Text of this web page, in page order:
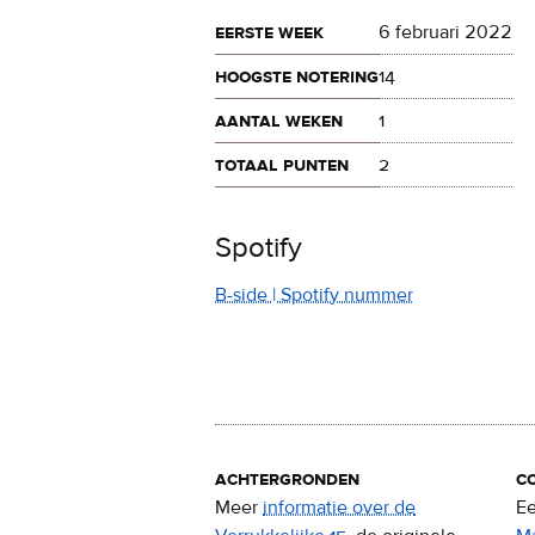
eerste week
6 februari 2022
hoogste notering14
aantal weken
1
totaal punten
2
Spotify
B-side | Spotify nummer
achtergronden
Meer informatie over de